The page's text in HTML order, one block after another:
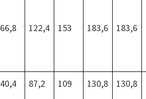
66,8 122,4 153 183,6 183,6
40,4 87,2 109 130,8 130,8